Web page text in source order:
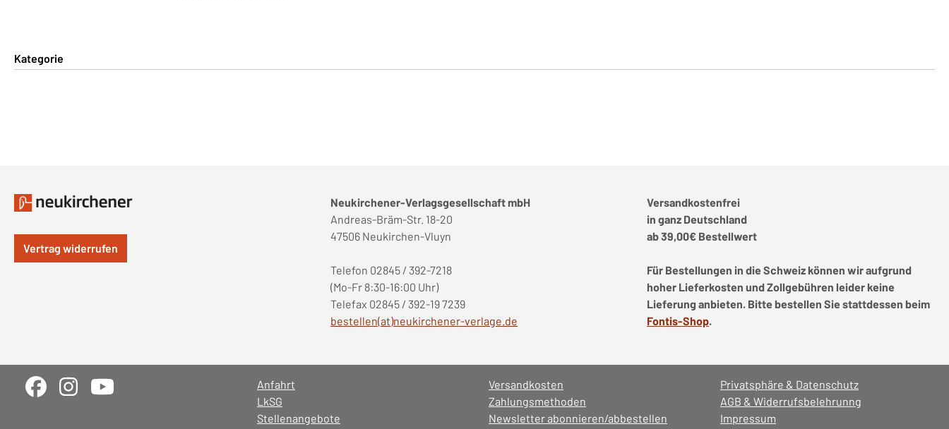
Kategorie
Vertrag widerrufen
Neukirchener-Verlagsgesellschaft mbH
Andreas-Bräm-Str. 18-20
47506 Neukirchen-Vluyn
Telefon 02845 / 392-7218
(Mo-Fr 8:30-16:00 Uhr)
Telefax 02845 / 392-19 7239
bestellen(at)neukirchener-verlage.de
Versandkostenfrei
in ganz Deutschland
ab 39,00€ Bestellwert
Für Bestellungen in die Schweiz können wir aufgrund
hoher Lieferkosten und Zollgebühren leider keine
Lieferung anbieten. Bitte bestellen Sie stattdessen beim
Fontis-Shop.
Anfahrt
LkSG
Stellenangebote
Versandkosten
Zahlungsmethoden
Newsletter abonnieren/abbestellen
Privatsphäre & Datenschutz
AGB & Widerrufsbelehrunng
Impressum